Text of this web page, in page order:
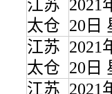
江苏
太仓
2021
20日
江苏
太仓
2021
20日
江苏 2021